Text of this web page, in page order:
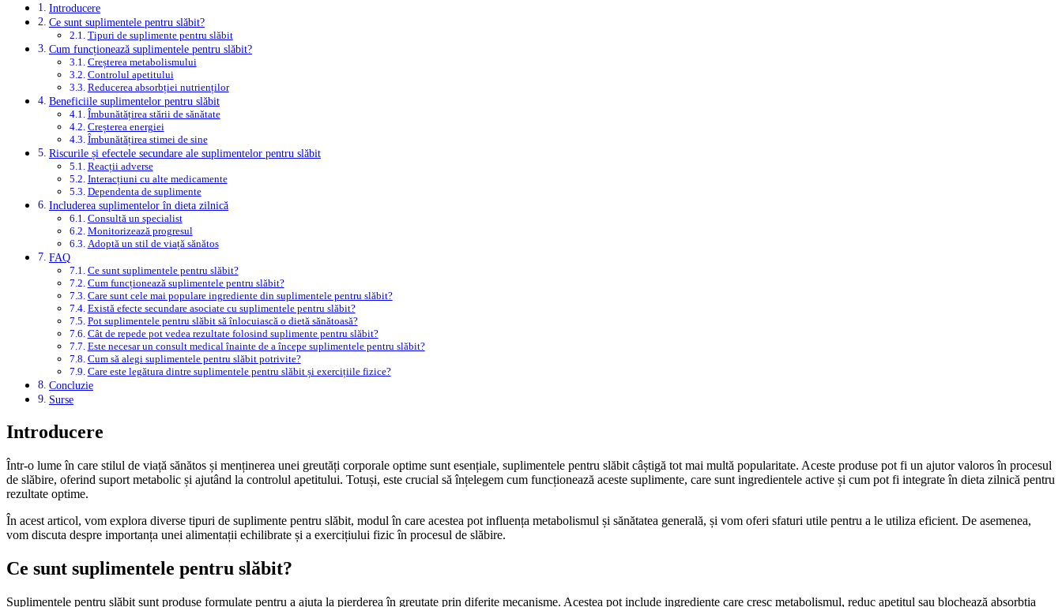
Introducere
Ce sunt suplimentele pentru slăbit?
Tipuri de suplimente pentru slăbit
Cum funcționează suplimentele pentru slăbit?
Creșterea metabolismului
Controlul apetitului
Reducerea absorbției nutrienților
Beneficiile suplimentelor pentru slăbit
Îmbunătățirea stării de sănătate
Creșterea energiei
Îmbunătățirea stimei de sine
Riscurile și efectele secundare ale suplimentelor pentru slăbit
Reacții adverse
Interacțiuni cu alte medicamente
Dependenta de suplimente
Includerea suplimentelor în dieta zilnică
Consultă un specialist
Monitorizează progresul
Adoptă un stil de viață sănătos
FAQ
Ce sunt suplimentele pentru slăbit?
Cum funcționează suplimentele pentru slăbit?
Care sunt cele mai populare ingrediente din suplimentele pentru slăbit?
Există efecte secundare asociate cu suplimentele pentru slăbit?
Pot suplimentele pentru slăbit să înlocuiască o dietă sănătoasă?
Cât de repede pot vedea rezultate folosind suplimente pentru slăbit?
Este necesar un consult medical înainte de a începe suplimentele pentru slăbit?
Cum să alegi suplimentele pentru slăbit potrivite?
Care este legătura dintre suplimentele pentru slăbit și exercițiile fizice?
Concluzie
Surse
Introducere
Într-o lume în care stilul de viață sănătos și menținerea unei greutăți corporale optime sunt esențiale, suplimentele pentru slăbit câștigă tot mai multă popularitate. Aceste produse pot fi un ajutor valoros în procesul
de slăbire, oferind suport metabolic și ajutând la controlul apetitului. Totuși, este crucial să înțelegem cum funcționează aceste suplimente, care sunt ingredientele active și cum pot fi integrate în dieta zilnică pentru
rezultate optime.
În acest articol, vom explora diverse tipuri de suplimente pentru slăbit, modul în care acestea pot influența metabolismul și sănătatea generală, și vom oferi sfaturi utile pentru a le utiliza eficient. De asemenea,
vom discuta despre importanța unei alimentații echilibrate și a exercițiului fizic în procesul de slăbire.
Ce sunt suplimentele pentru slăbit?
Suplimentele pentru slăbit sunt produse formulate pentru a ajuta la pierderea în greutate prin diferite mecanisme. Acestea pot include ingrediente care cresc metabolismul, reduc apetitul sau blochează absorbția